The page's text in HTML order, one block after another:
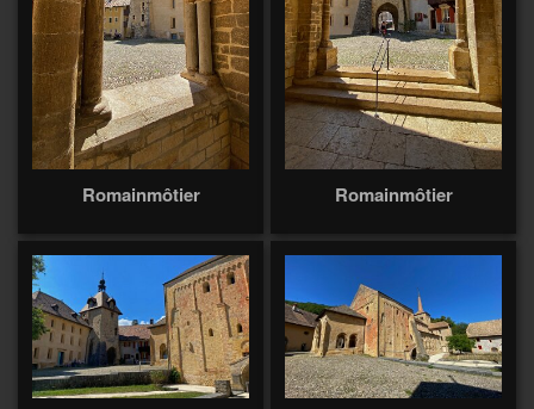
Romainmôtier Romainmôtier